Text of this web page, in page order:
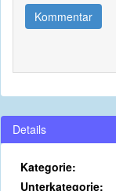
Kommentar
Details
Kategorie:
Unterkategorie: